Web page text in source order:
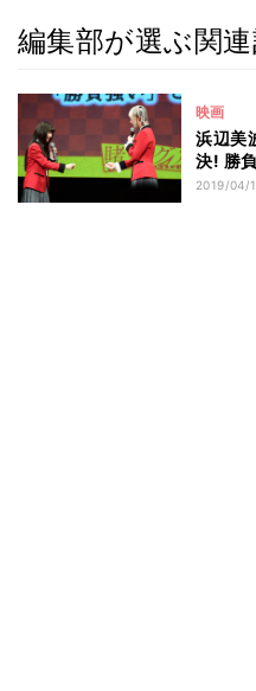
編集部が選ぶ関
映画
浜辺美
決! 勝
2019/04/